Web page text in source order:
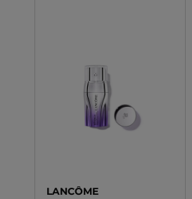
LANCÔME